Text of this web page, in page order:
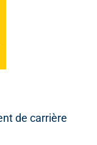
de carrière